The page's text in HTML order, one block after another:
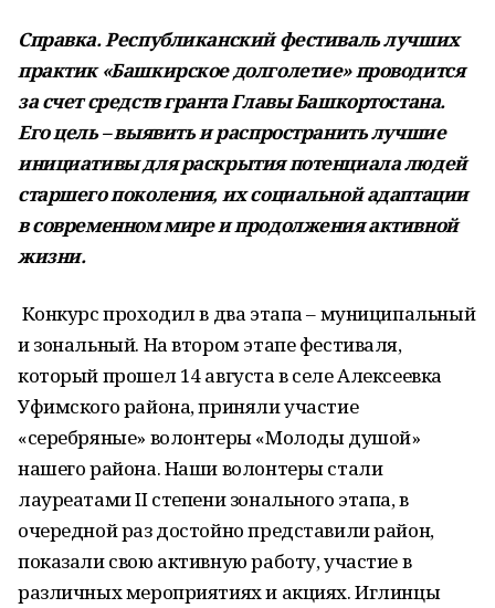
Справка. Республиканский фестиваль лучших
практик «Башкирское долголетие» проводится
за счет средств гранта Главы Башкортостана.
Его цель – выявить и распространить лучшие
инициативы для раскрытия потенциала людей
старшего поколения, их социальной адаптации
в современном мире и продолжения активной
жизни.
Конкурс проходил в два этапа – муниципальный
и зональный. На втором этапе фестиваля,
который прошел 14 августа в селе Алексеевка
Уфимского района, приняли участие
«серебряные» волонтеры «Молоды душой»
нашего района. Наши волонтеры стали
лауреатами II степени зонального этапа, в
очередной раз достойно представили район,
показали свою активную работу, участие в
различных мероприятиях и акциях. Иглинцы